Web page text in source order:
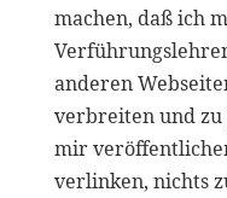
machen, daß ich
anderen
verbreiten und zu
mir
verlinken, nichts